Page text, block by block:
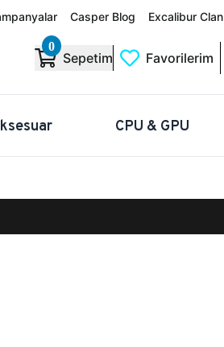
Casper Blog Excalibur Clan
0
Sepetim Favorilerim
CPU & GPU